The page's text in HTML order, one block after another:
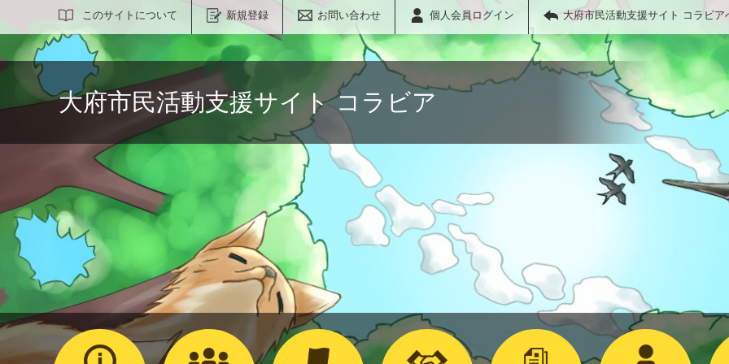
このサイトについて 新規登録 お問い合わせ 個人会員ログイン 大府市民活動支援サイト コラビア
サイト内検索
大府市民活動支援サイト コラビア